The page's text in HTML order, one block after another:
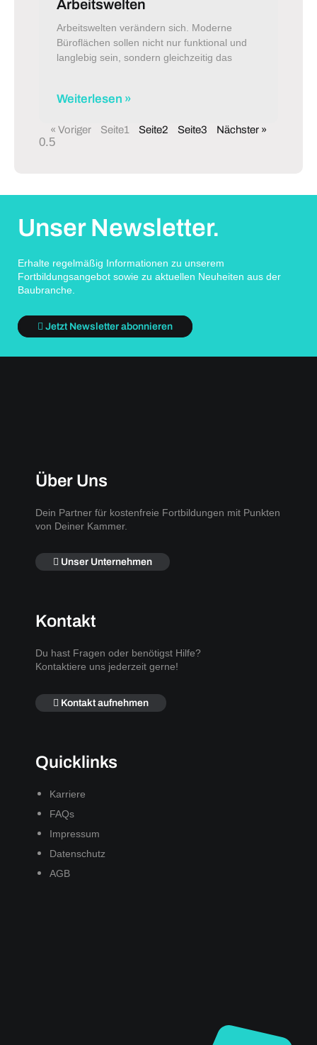
Arbeitswelten
Arbeitswelten verändern sich. Moderne
Büroflächen sollen nicht nur funktional und
langlebig sein, sondern gleichzeitig das
Weiterlesen »
« Voriger Seite1 Seite2 Seite3 Nächster »
Unser Newsletter.
Erhalte regelmäßig Informationen zu unserem
Fortbildungsangebot sowie zu aktuellen Neuheiten aus der
Baubranche.
Jetzt Newsletter abonnieren
Über Uns
Dein Partner für kostenfreie Fortbildungen mit Punkten
von Deiner Kammer.
Unser Unternehmen
Kontakt
Du hast Fragen oder benötigst Hilfe?
Kontaktiere uns jederzeit gerne!
Kontakt aufnehmen
Quicklinks
Karriere
FAQs
Impressum
Datenschutz
AGB